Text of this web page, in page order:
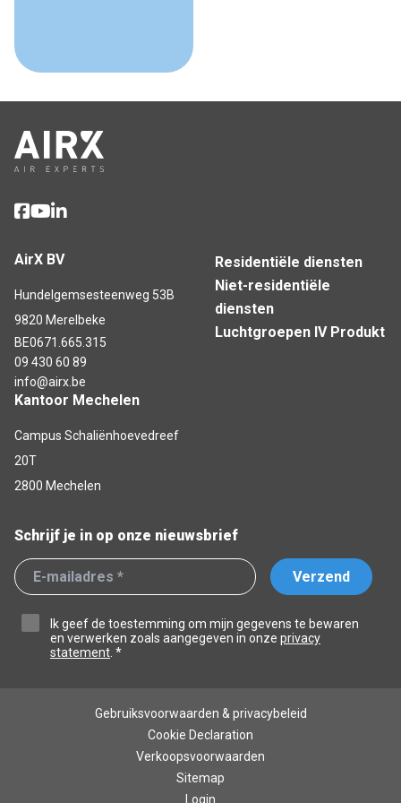
AirX BV
Hundelgemsesteenweg 53B
9820 Merelbeke
BE0671.665.315
09 430 60 89
info@airx.be
Kantoor Mechelen
Campus Schaliënhoevedreef
20T
2800 Mechelen
Residentiële diensten
Niet-residentiële
diensten
Luchtgroepen IV Produkt
Schrijf je in op onze nieuwsbrief
Verzend
Ik geef de toestemming om mijn gegevens te bewaren
en verwerken zoals aangegeven in onze privacy
statement . *
Gebruiksvoorwaarden & privacybeleid
Cookie Declaration
Verkoopsvoorwaarden
Sitemap
Login